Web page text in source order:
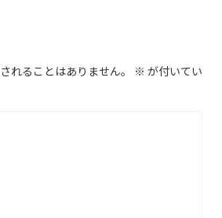
れることはありません。 ※ が付いてい